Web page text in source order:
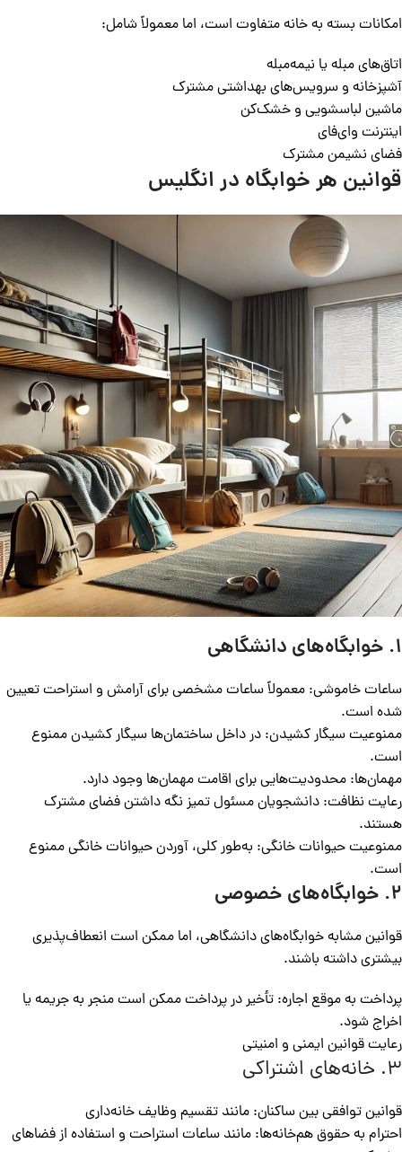
امکانات بسته به خانه متفاوت است، اما معمولاً شامل:
اتاق‌های مبله یا نیمه‌مبله
آشپزخانه و سرویس‌های بهداشتی مشترک
ماشین لباسشویی و خشک‌کن
اینترنت وای‌فای
فضای نشیمن مشترک
قوانین هر خوابگاه در انگلیس
۱. خوابگاه‌های دانشگاهی
ساعات خاموشی: معمولاً ساعات مشخصی برای آرامش و استراحت تعیین
شده است.
ممنوعیت سیگار کشیدن: در داخل ساختمان‌ها سیگار کشیدن ممنوع
است.
مهمان‌ها: محدودیت‌هایی برای اقامت مهمان‌ها وجود دارد.
رعایت نظافت: دانشجویان مسئول تمیز نگه داشتن فضای مشترک
هستند.
ممنوعیت حیوانات خانگی: به‌طور کلی، آوردن حیوانات خانگی ممنوع
است.
۲. خوابگاه‌های خصوصی
قوانین مشابه خوابگاه‌های دانشگاهی، اما ممکن است انعطاف‌پذیری
بیشتری داشته باشند.
پرداخت به موقع اجاره: تأخیر در پرداخت ممکن است منجر به جریمه یا
اخراج شود.
رعایت قوانین ایمنی و امنیتی
۳. خانه‌های اشتراکی
قوانین توافقی بین ساکنان: مانند تقسیم وظایف خانه‌داری
احترام به حقوق هم‌خانه‌ها: مانند ساعات استراحت و استفاده از فضاهای